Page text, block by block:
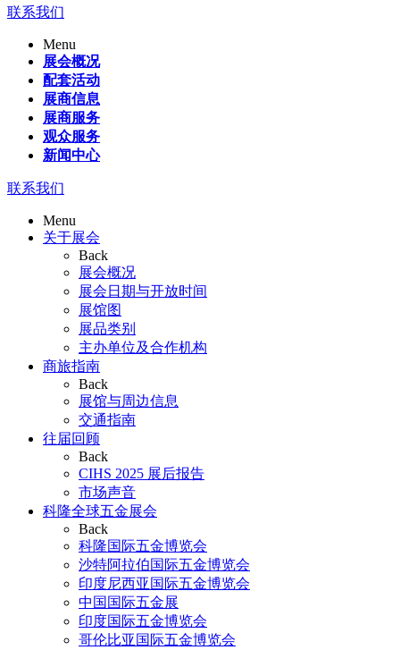
联系我们
Menu
展会概况
配套活动
展商信息
展商服务
观众服务
新闻中心
联系我们
Menu
关于展会
Back
展会概况
展会日期与开放时间
展馆图
展品类别
主办单位及合作机构
商旅指南
Back
展馆与周边信息
交通指南
往届回顾
Back
CIHS 2025 展后报告
市场声音
科隆全球五金展会
Back
科隆国际五金博览会
沙特阿拉伯国际五金博览会
印度尼西亚国际五金博览会
中国国际五金展
印度国际五金博览会
哥伦比亚国际五金博览会